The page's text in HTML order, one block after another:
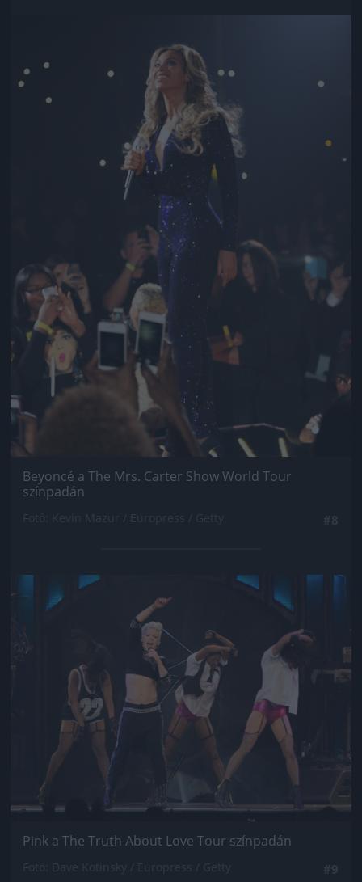
Beyoncé a The Mrs. Carter Show World Tour
színpadán
Jön még kép!
Pink a The Truth About Love Tour színpadán